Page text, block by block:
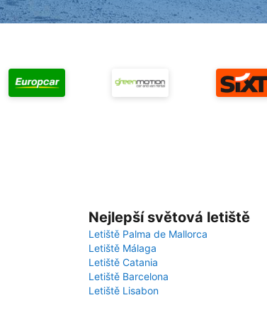
Nejlepší světová letiště
Letiště Palma de Mallorca
Letiště Málaga
Letiště Catania
Letiště Barcelona
Letiště Lisabon